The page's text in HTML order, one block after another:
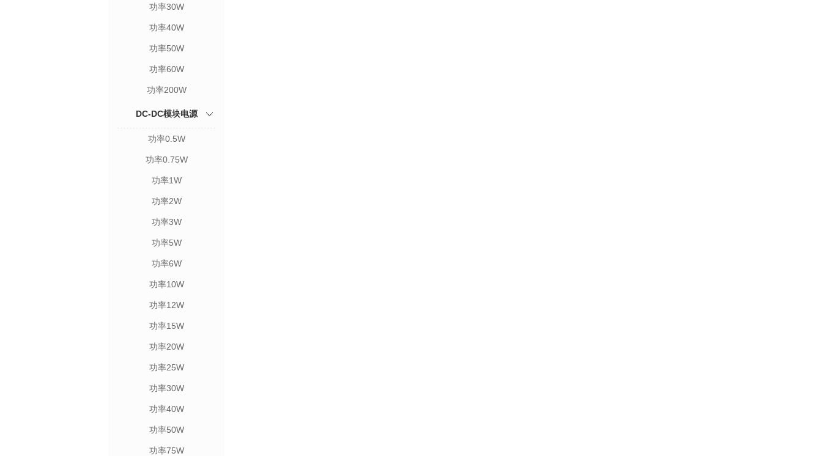
功率30W
功率40W
功率50W
功率60W
功率200W
DC-DC模块电源
功率0.5W
功率0.75W
功率1W
功率2W
功率3W
功率5W
功率6W
功率10W
功率12W
功率15W
功率20W
功率25W
功率30W
功率40W
功率50W
功率75W